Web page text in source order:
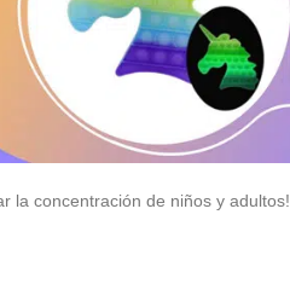
la concentración de niños y adultos!